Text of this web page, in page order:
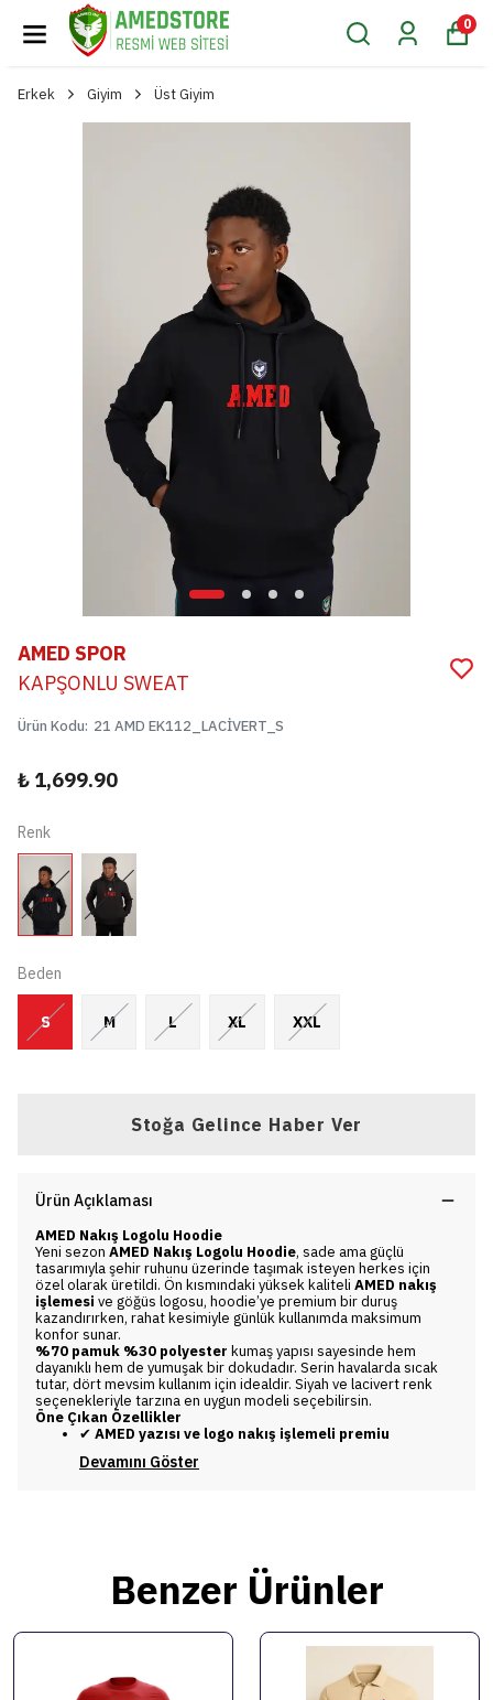
0
Erkek Giyim Üst Giyim
AMED SPOR
KAPŞONLU SWEAT
Ürün Kodu: 21 AMD EK112_LACİVERT_S
₺ 1,699.90
Renk
Beden
S M L XL XXL
Stoğa Gelince Haber Ver
Ürün Açıklaması
AMED Nakış Logolu Hoodie
Yeni sezon AMED Nakış Logolu Hoodie, sade ama güçlü
tasarımıyla şehir ruhunu üzerinde taşımak isteyen herkes için
özel olarak üretildi. Ön kısmındaki yüksek kaliteli AMED nakış
işlemesi ve göğüs logosu, hoodie’ye premium bir duruş
kazandırırken, rahat kesimiyle günlük kullanımda maksimum
konfor sunar.
%70 pamuk %30 polyester kumaş yapısı sayesinde hem
dayanıklı hem de yumuşak bir dokudadır. Serin havalarda sıcak
tutar, dört mevsim kullanım için idealdir. Siyah ve lacivert renk
seçenekleriyle tarzına en uygun modeli seçebilirsin.
Öne Çıkan Özellikler
✔ AMED yazısı ve logo nakış işlemeli premiu
Devamını Göster
Benzer Ürünler